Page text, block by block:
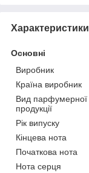
Характеристики
Основні
Виробник
Країна виробник
Вид парфумерної
продукції
Рік випуску
Кінцева нота
Початкова нота
Нота серця